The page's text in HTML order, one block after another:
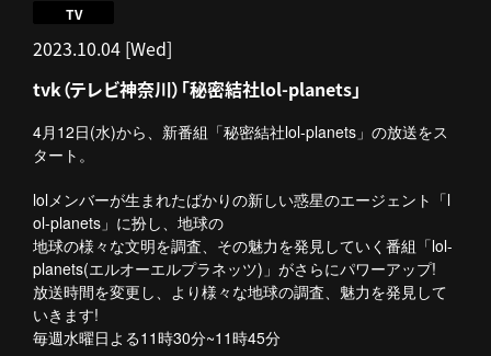
2023.10.04 [Wed]
TV
tvk（テレビ神奈川）「秘密結社lol-planets」
4月12日(水)から、新番組「秘密結社lol-planets」の放送をス
タート。
lolメンバーが生まれたばかりの新しい惑星のエージェント「l
ol-planets」に扮し、地球の
地球の様々な文明を調査、その魅力を発見していく番組「lol-
planets(エルオーエルプラネッツ)」がさらにパワーアップ!
放送時間を変更し、より様々な地球の調査、魅力を発見して
いきます!
毎週水曜日よる 11 時30分~11 時45分